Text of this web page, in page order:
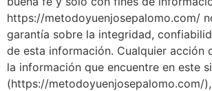
https://metodoyuenjosepalomo.com/
garantía sobre la integridad,
de esta información. Cualquier acción
la información que encuentre en este
(https://metodoyuenjosepalomo.com/